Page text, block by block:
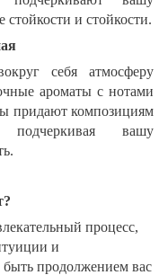
и стойкости.
себя атмосферу
ароматы с нотами
придают композициям
вашу
процесс,
и
продолжением вас